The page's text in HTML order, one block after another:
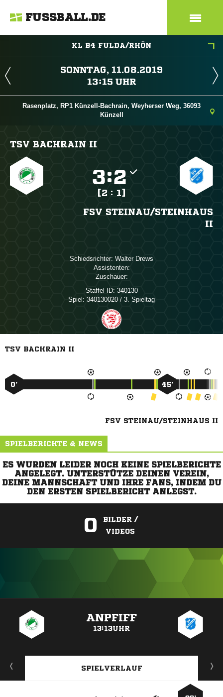
FUSSBALL.DE
KL B4 FULDA/RHÖN
 
 
Rasenplatz, RP1 Künzell-Bachrain, Weyherser Weg, 36093
Künzell
TSV BACHRAIN II
:
[2 : 1]
FSV STEINAU/​STEINHAUS
II
Schiedsrichter:  
Assistenten:
Zuschauer:
Staffel-ID: 340130
Spiel: 340130020 / 3. Spieltag
TSV BACHRAIN II
0’ 45’
FSV STEINAU/STEINHAUS II
SPIELBERICHTE & NEWS
ES WURDEN LEIDER NOCH KEINE SPIELBERICHTE
ANGELEGT. UNTERSTÜTZE DEINEN VEREIN,
DEINE MANNSCHAFT UND IHRE FANS, INDEM DU
DEN ERSTEN SPIELBERICHT ANLEGST.
0
BILDER /
VIDEOS
ANPFIFF
13:13UHR
SPIELVERLAUF